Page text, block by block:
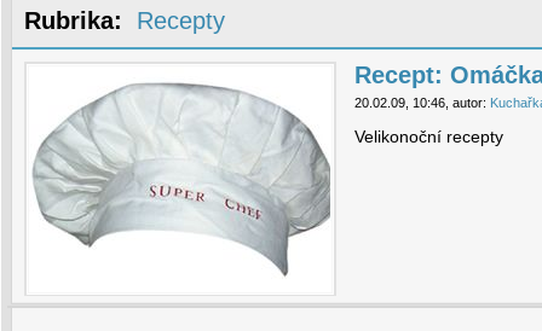
Rubrika: Recepty
Recept:
20.02.09, 10:46, autor:
Velikonoční recepty